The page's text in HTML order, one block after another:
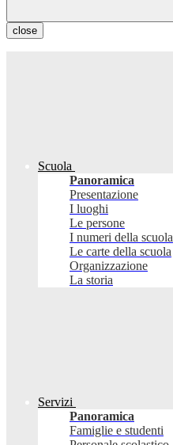
close
Scuola
Panoramica
Presentazione
I luoghi
Le persone
I numeri della scuola
Le carte della scuola
Organizzazione
La storia
Servizi
Panoramica
Famiglie e studenti